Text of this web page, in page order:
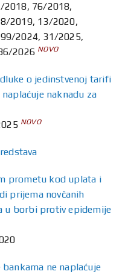
76/2018,
2019, 13/2020,
2024, 31/2025,
2026 NOVO
o jedinstvenoj tarifi
naknadu za
NOVO
prometu kod uplata i
prijema novčanih
u borbi protiv epidemije
ne naplaćuje